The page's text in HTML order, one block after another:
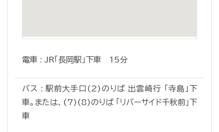
電車 : JR「長岡駅」下車 15分
バス : 駅前大手口(2)のりば 出雲崎行 「寺島」下
車。または、(7)(8)のりば 「リバーサイド千秋前」下
車